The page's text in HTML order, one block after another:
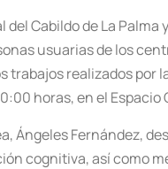
del Cabildo de La
usuarias de los
trabajos realizados por
horas, en el
Ángeles Fernández,
cognitiva, así como